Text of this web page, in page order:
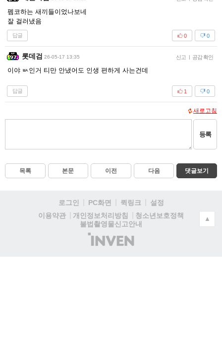
펨코하는 새끼들이었나보네
잘 걸러냈음
답글 0
0
롯데검 26-05-17 13:35 신고 | 공감 확인
이야 ㅄ인거 티만 안냈어도 인생 편하게 사는건데
답글 0
1
새로고침
등록
목록 본문 이전 다음 댓글보기
로그인 PC화면 퀵링크
설정
이용약관
개인정보처리방침
청소년보호정책
불법촬영물신고안내
(주)
인
▲